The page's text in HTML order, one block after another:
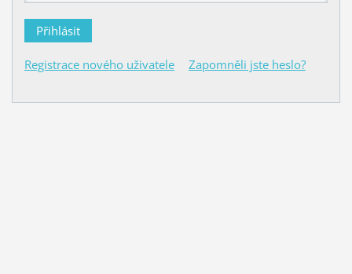
Registrace nového uživatele Zapomněli jste heslo?